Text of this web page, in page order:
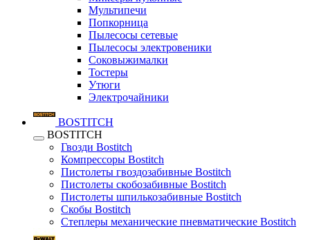
Мультипечи
Попкорница
Пылесосы сетевые
Пылесосы электровеники
Соковыжималки
Тостеры
Утюги
Электрочайники
BOSTITCH
BOSTITCH
Гвозди Bostitch
Компрессоры Bostitch
Пистолеты гвоздозабивные Bostitch
Пистолеты скобозабивные Bostitch
Пистолеты шпилькозабивные Bostitch
Скобы Bostitch
Степлеры механические пневматические Bostitch